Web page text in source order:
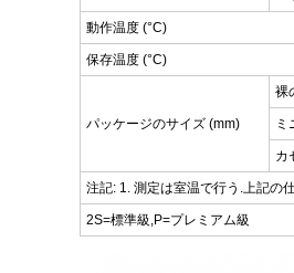
動作温度 (°C)
保存温度 (°C)
パッケージのサイズ (mm)
裸
ミ
カ
注記: 1. 測定は室温で行う.上記の
2S=標準級,P=プレミアム級